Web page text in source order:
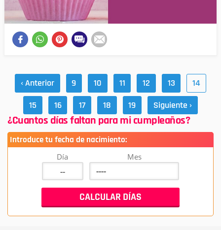
‹ Anterior 9 10 11 12 13
14
15
16 17 18 19 Siguiente ›
¿Cuantos días faltan para mi cumpleaños?
Introduce tu fecha de nacimiento:
Día Mes